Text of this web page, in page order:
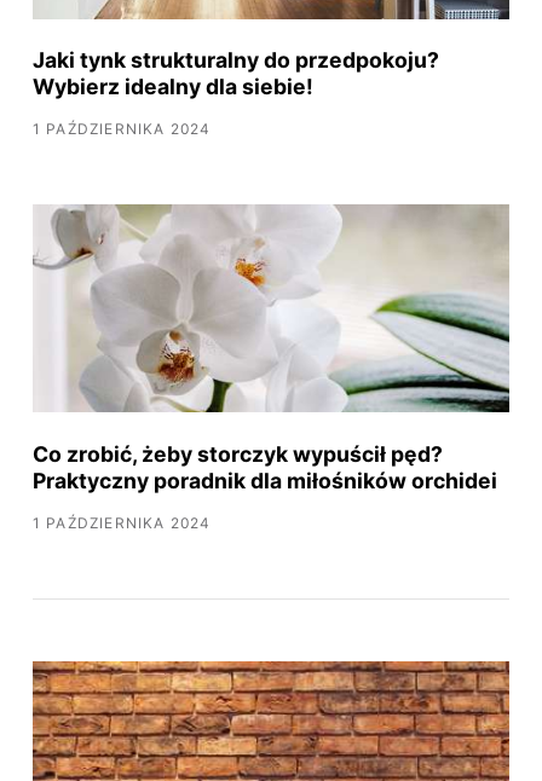
Jaki tynk strukturalny do przedpokoju?
Wybierz idealny dla siebie!
1 PAŹDZIERNIKA 2024
Co zrobić, żeby storczyk wypuścił pęd?
Praktyczny poradnik dla miłośników orchidei
1 PAŹDZIERNIKA 2024